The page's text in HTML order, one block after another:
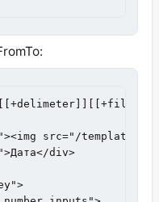
src="/template/
div>